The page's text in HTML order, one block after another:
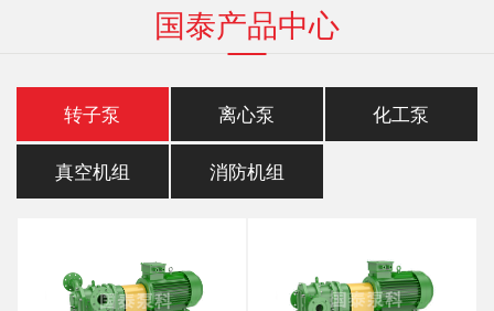
国泰产品中心
转子泵 离心泵 化工泵
真空机组 消防机组